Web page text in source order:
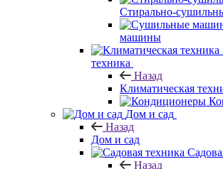
Стирально-
машины
техника
Назад
Климатическая
Дом и сад
Назад
Дом и сад
Назад